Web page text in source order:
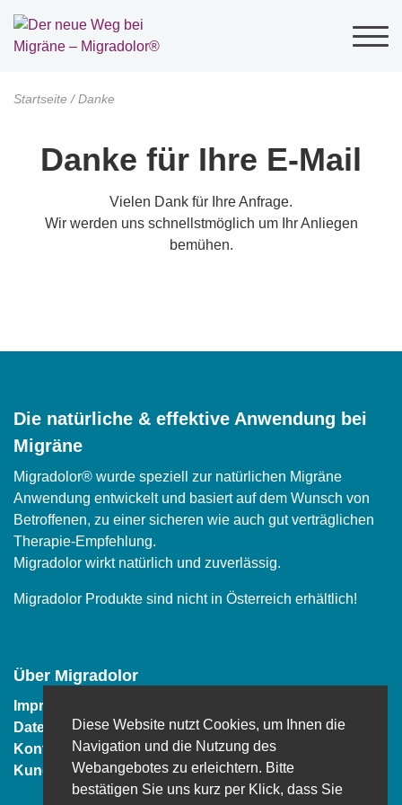
Diese Website nutzt Cookies, um Ihnen die
Navigation und die Nutzung des
Webangebotes zu erleichtern. Bitte
bestätigen Sie uns kurz per Klick, dass Sie
Startseite /Danke
Danke für Ihre E-Mail
Vielen Dank für Ihre Anfrage.
Wir werden uns schnellstmöglich um Ihr Anliegen
bemühen.
Die natürliche & effektive Anwendung bei
Migräne
Migradolor® wurde speziell zur natürlichen Migräne
Anwendung entwickelt und basiert auf dem Wunsch von
Betroffenen, zu einer sicheren wie auch gut verträglichen
Therapie-Empfehlung.
Migradolor wirkt natürlich und zuverlässig.
Migradolor Produkte sind nicht in Österreich erhältlich!
Über Migradolor
Impressum
Datenschutz
Kontakt
Kundenservice